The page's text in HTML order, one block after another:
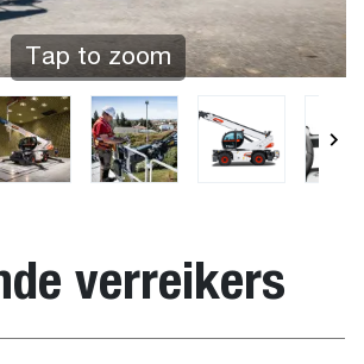
Tap to zoom
verreikers